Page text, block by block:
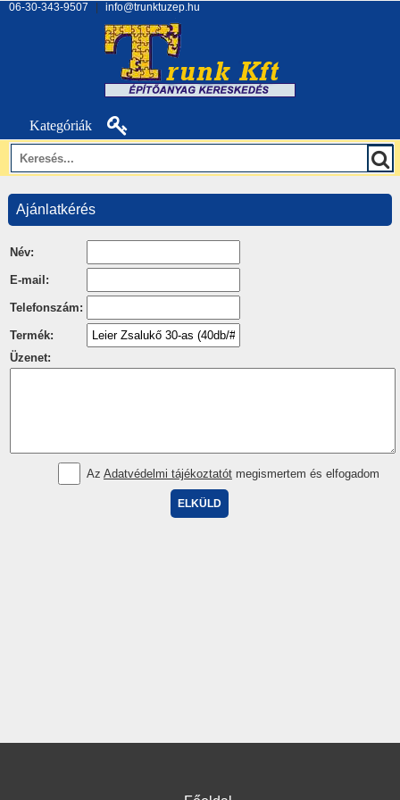
06-30-343-9507 info@trunktuzep.hu
Kategóriák
Ajánlatkérés
Név:
E-mail:
Telefonszám:
Termék:
Üzenet:
Az Adatvédelmi tájékoztatótmegismertem és elfogadom